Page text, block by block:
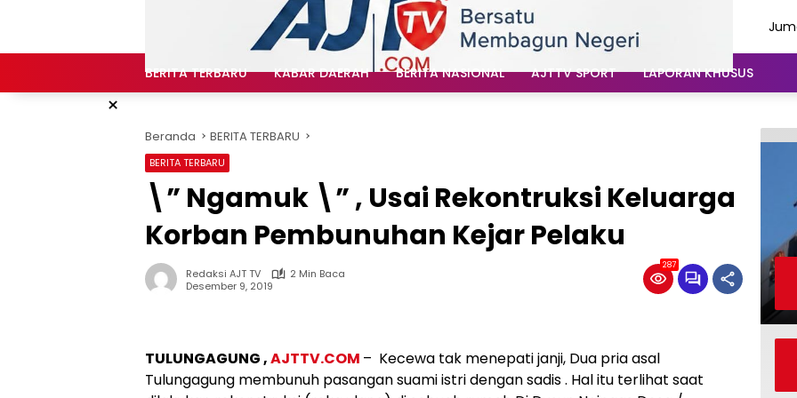
BERITA TERBARU KABAR DAERAH BERITA NASIONAL AJTTV SPORT LAPORAN KHUSUS
×
Beranda BERITA TERBARU
BERITA TERBARU
\” Ngamuk \” , Usai Rekontruksi Keluarga
Korban Pembunuhan Kejar Pelaku
Redaksi AJT TV
2 Min Baca
Desember 9, 2019
287
TULUNGAGUNG ,AJTTV.COM – Kecewa tak menepati janji, Dua pria asal
Tulungagung membunuh pasangan suami istri dengan sadis . Hal itu terlihat saat